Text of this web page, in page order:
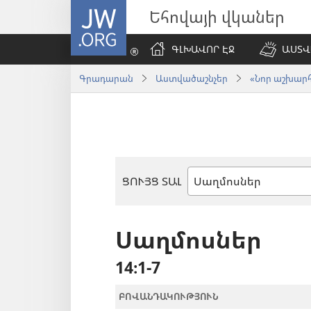
JW.ORG Եհովայի վկաներ
ԳԼԽԱՎՈՐ ԷՋ
Գրադարան Աստվածաշնչեր «Նոր
ՑՈՒՅՑ ՏԱԼ
Աստվածաշնչյան
Սաղմոսներ
14։1-7
ԲՈՎԱՆԴԱԿՈՒԹՅՈՒՆ